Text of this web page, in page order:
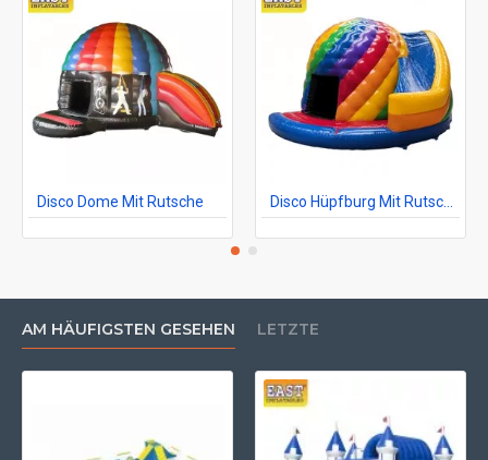
Disco Dome Mit Rutsche
AM HÄUFIGSTEN GESEHEN LETZTE